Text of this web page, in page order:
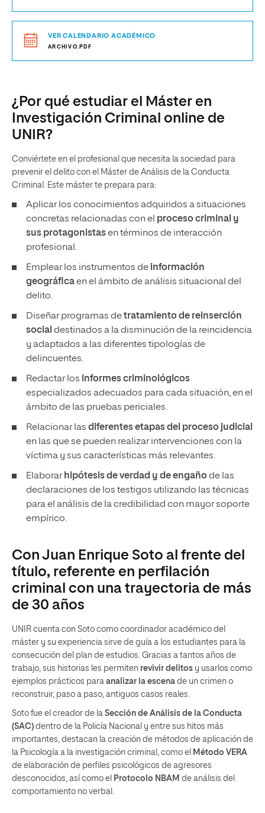
VER CALENDARIO ACADÉMICO
ARCHIVO.PDF
¿Por qué estudiar el Máster en
Investigación Criminal online de
UNIR?
Conviértete en el profesional que necesita la sociedad para
prevenir el delito con el Máster de Análisis de la Conducta
Criminal. Este máster te prepara para:
Aplicar los conocimientos adquiridos a situaciones
concretas relacionadas con el proceso criminal y
sus protagonistasen términos de interacción
profesional.
Emplear los instrumentos de información
geográficaen el ámbito de análisis situacional del
delito.
Diseñar programas detratamiento de reinserción
social destinados a la disminución de la reincidencia
y adaptados a las diferentes tipologías de
delincuentes.
Redactar los informes criminológicos
especializados adecuados para cada situación, en el
ámbito de las pruebas periciales.
Relacionar las diferentes etapas del proceso judicial
en las que se pueden realizar intervenciones con la
víctima y sus características más relevantes.
Elaborar hipótesis de verdad y de engañode las
declaraciones de los testigos utilizando las técnicas
para el análisis de la credibilidad con mayor soporte
empírico.
Con Juan Enrique Soto al frente del
título, referente en perfilación
criminal con una trayectoria de más
de 30 años
UNIR cuenta con Soto como coordinador académico del
máster y su experiencia sirve de guía a los estudiantes para la
consecución del plan de estudios. Gracias a tantos años de
trabajo, sus historias les permiten revivir delitos y usarlos como
ejemplos prácticos para analizar la escena de un crimen o
reconstruir, paso a paso, antiguos casos reales.
Soto fue el creador de la Sección de Análisis de la Conducta
(SAC) dentro de la Policía Nacional y entre sus hitos más
importantes, destacan la creación de métodos de aplicación de
la Psicología a la investigación criminal, como el Método VERA
de elaboración de perfiles psicológicos de agresores
desconocidos, así como el Protocolo NBAM de análisis del
comportamiento no verbal.